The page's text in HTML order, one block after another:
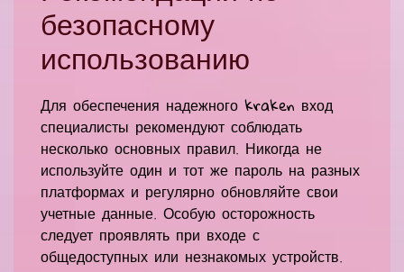
безопасному
использованию
Для обеспечения надежного kraken вход
специалисты рекомендуют соблюдать
несколько основных правил. Никогда не
используйте один и тот же пароль на разных
платформах и регулярно обновляйте свои
учетные данные. Особую осторожность
следует проявлять при входе с
общедоступных или незнакомых устройств.